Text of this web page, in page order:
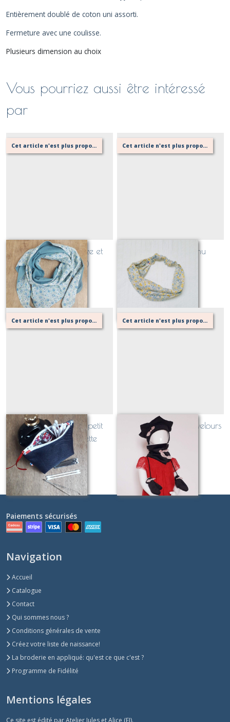
Entièrement doublé de coton uni assorti.
Fermeture avec une coulisse.
Plusieurs dimension au choix
Vous pourriez aussi être intéressé
par
Cet article n'est plus proposé, retournez au menu principal ou contactez moi!
Chèche double gaze et
LIBERTY (2 tailles)
Sur demande
Cet article n'est plus proposé, retournez au menu principal ou contactez moi!
Bandeau style fichu
Sur demande
Cet article n'est plus proposé, retournez au menu principal ou contactez moi!
mini pochette pour petit
nécessaire de toilette
Sur demande
Cet article n'est plus proposé, retournez au menu principal ou contactez moi!
Trio d'accessoires en velours
tout doux
Sur demande
Paiements sécurisés
Navigation
Accueil
Catalogue
Contact
Qui sommes nous ?
Conditions générales de vente
Créez votre liste de naissance!
La broderie en appliqué: qu'est ce que c'est ?
Programme de Fidélité
Mentions légales
Ce site est édité par Atelier Jules et Alice (EI).